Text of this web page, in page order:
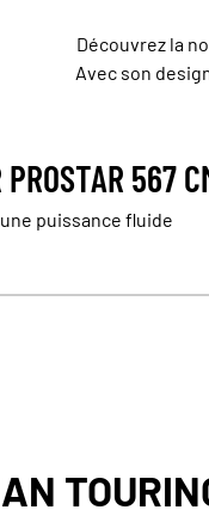
Découvrez la
Avec son
PROSTAR 567
puissance fluide